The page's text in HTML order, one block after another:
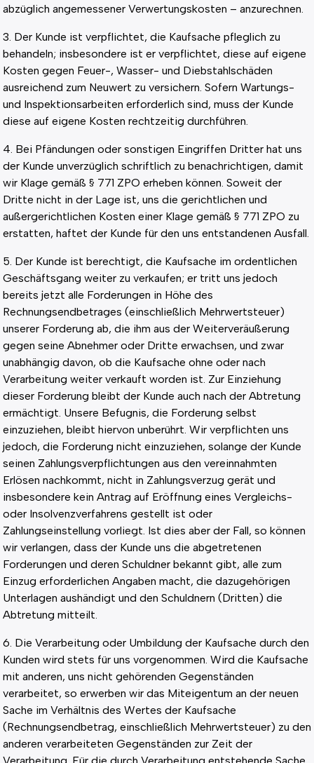
abzüglich angemessener Verwertungskosten – anzurechnen.
3. Der Kunde ist verpflichtet, die Kaufsache pfleglich zu
behandeln; insbesondere ist er verpflichtet, diese auf eigene
Kosten gegen Feuer-, Wasser- und Diebstahlschäden
ausreichend zum Neuwert zu versichern. Sofern Wartungs-
und Inspektionsarbeiten erforderlich sind, muss der Kunde
diese auf eigene Kosten rechtzeitig durchführen.
4. Bei Pfändungen oder sonstigen Eingriffen Dritter hat uns
der Kunde unverzüglich schriftlich zu benachrichtigen, damit
wir Klage gemäß § 771 ZPO erheben können. Soweit der
Dritte nicht in der Lage ist, uns die gerichtlichen und
außergerichtlichen Kosten einer Klage gemäß § 771 ZPO zu
erstatten, haftet der Kunde für den uns entstandenen Ausfall.
5. Der Kunde ist berechtigt, die Kaufsache im ordentlichen
Geschäftsgang weiter zu verkaufen; er tritt uns jedoch
bereits jetzt alle Forderungen in Höhe des
Rechnungsendbetrages (einschließlich Mehrwertsteuer)
unserer Forderung ab, die ihm aus der Weiterveräußerung
gegen seine Abnehmer oder Dritte erwachsen, und zwar
unabhängig davon, ob die Kaufsache ohne oder nach
Verarbeitung weiter verkauft worden ist. Zur Einziehung
dieser Forderung bleibt der Kunde auch nach der Abtretung
ermächtigt. Unsere Befugnis, die Forderung selbst
einzuziehen, bleibt hiervon unberührt. Wir verpflichten uns
jedoch, die Forderung nicht einzuziehen, solange der Kunde
seinen Zahlungsverpflichtungen aus den vereinnahmten
Erlösen nachkommt, nicht in Zahlungsverzug gerät und
insbesondere kein Antrag auf Eröffnung eines Vergleichs-
oder Insolvenzverfahrens gestellt ist oder
Zahlungseinstellung vorliegt. Ist dies aber der Fall, so können
wir verlangen, dass der Kunde uns die abgetretenen
Forderungen und deren Schuldner bekannt gibt, alle zum
Einzug erforderlichen Angaben macht, die dazugehörigen
Unterlagen aushändigt und den Schuldnern (Dritten) die
Abtretung mitteilt.
6. Die Verarbeitung oder Umbildung der Kaufsache durch den
Kunden wird stets für uns vorgenommen. Wird die Kaufsache
mit anderen, uns nicht gehörenden Gegenständen
verarbeitet, so erwerben wir das Miteigentum an der neuen
Sache im Verhältnis des Wertes der Kaufsache
(Rechnungsendbetrag, einschließlich Mehrwertsteuer) zu den
anderen verarbeiteten Gegenständen zur Zeit der